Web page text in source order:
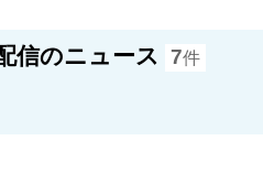
信のニュース 7件